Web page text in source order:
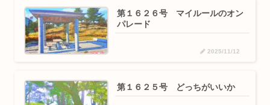
第１６２６号 マイルールのオン
パレード
2025/11/12
第１６２５号 どっちがいいか